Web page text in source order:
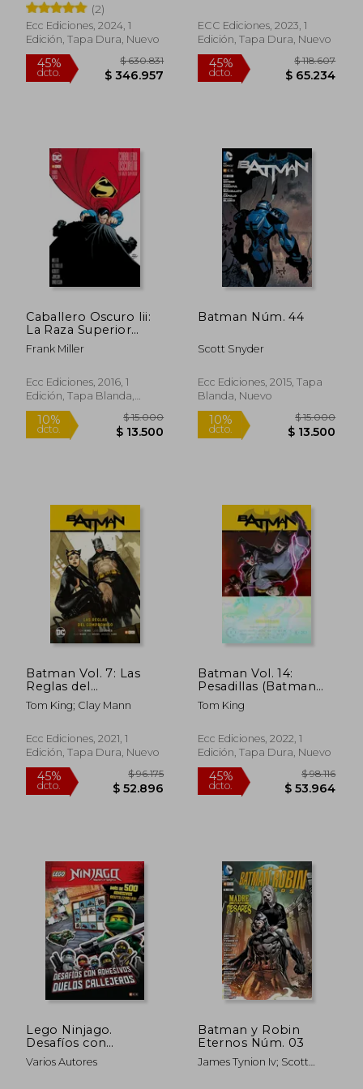
45% $ 118.607 45%
dcto.
$
Tynion Iv
(2)
Ecc Ediciones, 2024, 1
Edición, Tapa Dura, Nuevo
ECC Ediciones, 2023, 1
Edición, Tapa Dura, Nuevo
Caballero Oscuro Iii:
La Raza Superior
(Grapa): Caballero
Oscuro Iii: La Raza
Frank Miller
Ecc Ediciones, 2016, 1
Edición, Tapa Blanda,
Nuevo
10%
dcto.
$ 15.000
$ 13.500
Batman Núm. 44
Scott Snyder
Ecc Ediciones, 2015, Tapa
Blanda, Nuevo
10%
dcto.
Batman Vol. 7: Las
Reglas del
Compromiso
(Batman Saga -
1)
Tom King; Clay Mann
Ecc Ediciones, 2021, 1
Edición, Tapa Dura, Nuevo
Batman Vol. 14:
Pesadillas (Batman
Saga - Heroes en
Crisis Parte 4)
Tom King
Ecc Ediciones, 2022, 1
Edición, Tapa Dura, Nuevo
Lego Ninjago.
Desafíos con
Adhesivos. Duelos
Callejeros
Varios Autores
Batman y Robin
Eternos Núm. 03
James Tynion Iv; Scott